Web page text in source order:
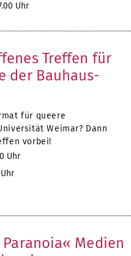
Uhr
Treffen für
der Bauhaus-
für queere
Weimar? Dann
vorbei!
Uhr
Medien